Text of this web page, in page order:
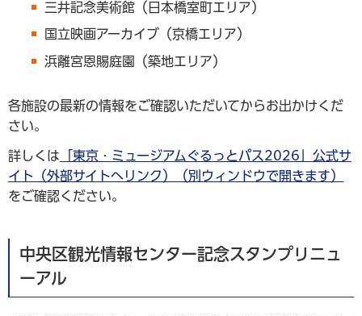
三井記念美術館（日本橋室町エリア）
国立映画アーカイブ（京橋エリア）
浜離宮恩賜庭園（築地エリア）
各施設の最新の情報をご確認いただいてからお出かけくだ
さい。
詳しくは 「東京・ミュージアムぐるっとパス2026」公式サ
イト（外部サイトへリンク）（別ウィンドウで開きます）
をご確認ください。
中央区観光情報センター記念スタンプリニュ
ーアル